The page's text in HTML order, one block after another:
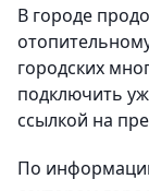
В городе
городских
подключить
ссылкой на
По